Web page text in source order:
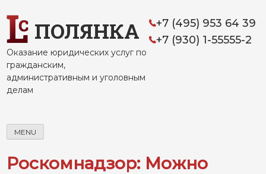
to
contentПОЛЯНКА
Оказание юридических услуг по
гражданским,
административным и уголовным
делам
+7 (495) 953 64 39
+7 (930) 1-55555-2
MENU
Роскомнадзор: Можно